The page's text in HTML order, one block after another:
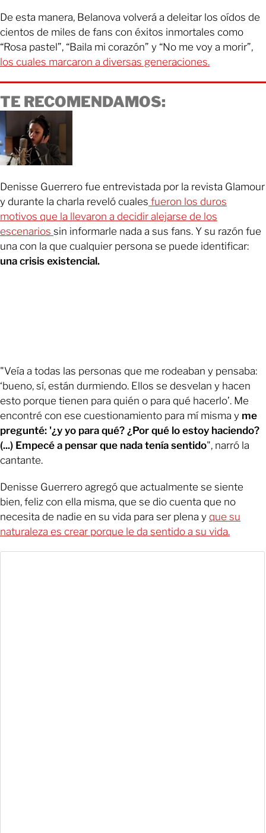
De esta manera, Belanova volverá a deleitar los oídos de
cientos de miles de fans con éxitos inmortales como
“Rosa pastel”, “Baila mi corazón” y “No me voy a morir”,
los cuales marcaron a diversas generaciones.
TE RECOMENDAMOS:
Denisse Guerrero fue entrevistada por la revista Glamour
y durante la charla reveló cuales fueron los duros
motivos que la llevaron a decidir alejarse de los
escenarios sin informarle nada a sus fans. Y su razón fue
una con la que cualquier persona se puede identificar:
una crisis existencial.
"Veía a todas las personas que me rodeaban y pensaba:
‘bueno, sí, están durmiendo. Ellos se desvelan y hacen
esto porque tienen para quién o para qué hacerlo’. Me
encontré con ese cuestionamiento para mí misma y me
pregunté: '¿y yo para qué? ¿Por qué lo estoy haciendo?
(...) Empecé a pensar que nada tenía sentido", narró la
cantante.
Denisse Guerrero agregó que actualmente se siente
bien, feliz con ella misma, que se dio cuenta que no
necesita de nadie en su vida para ser plena y que su
naturaleza es crear porque le da sentido a su vida.